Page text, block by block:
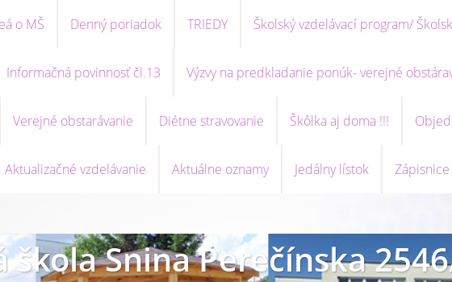
o MŠ Denný poriadok TRIEDY Školský vzdelávací program/
Informačná povinnosť čl.13 Výzvy na predkladanie ponúk- verejné
Verejné obstarávanie Diétne stravovanie Škôlka aj doma !!!
Aktualizačné vzdelávanie Aktuálne oznamy Jedálny lístok Zápisnice
škola Snina Perečínska